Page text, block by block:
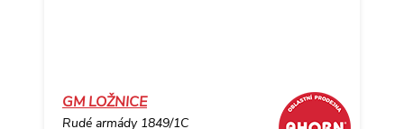
GM LOŽNICE
Rudé armády 1849/1C